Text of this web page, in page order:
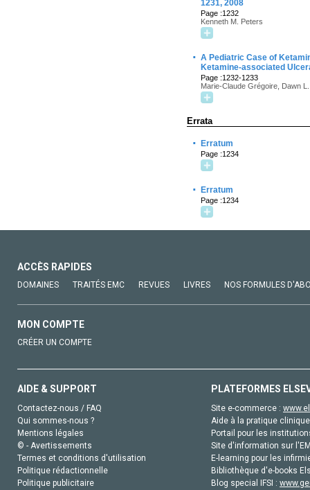
1231, 2008
Page :1232
Kenneth M. Peters
· A Pediatric Case of
Ketamine-associated
Page :1232-1233
Marie-Claude Grégoire, Dawn
Errata
· Erratum
Page :1234
· Erratum
Page :1234
ACCÈS RAPIDES
DOMAINES TRAITÉS EMC REVUES LIVRES NOS FORMULES
MON COMPTE
CRÉER UN COMPTE
AIDE & SUPPORT
Contactez-nous / FAQ
Qui sommes-nous ?
Mentions légales
© - Avertissements
Termes et conditions d'utilisation
Politique rédactionnelle
Politique publicitaire
PLATEFORMES
Site e-commerce :
Aide à la pratique
Portail pour les
Site d'information sur
E-learning pour les
Bibliothèque d'e-books
Blog special IFSI :